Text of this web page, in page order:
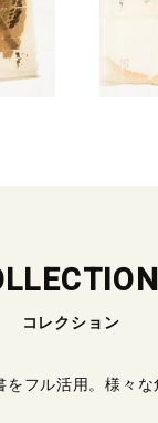
コレクション
をフル活用。様々な